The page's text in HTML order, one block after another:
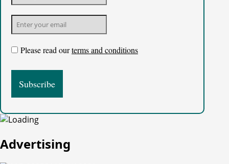
Please read ourterms and conditions
Advertising